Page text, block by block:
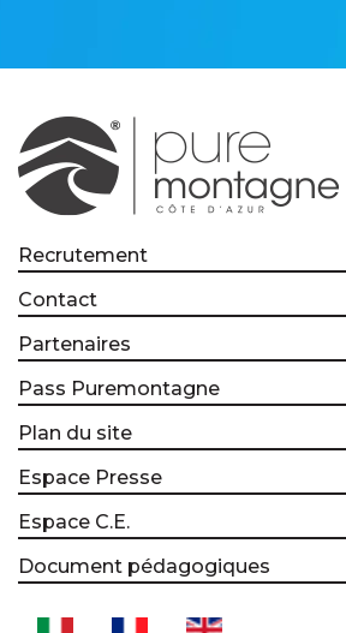
Recrutement
Contact
Partenaires
Pass Puremontagne
Plan du site
Espace Presse
Espace C.E.
Document pédagogiques